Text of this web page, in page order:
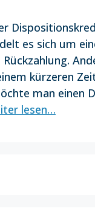
es sich um
kürzeren
man einen
lesen…